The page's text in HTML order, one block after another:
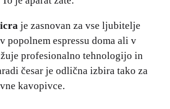
je zasnovan za vse ljubitelje
popolnem espressu doma ali v
profesionalno tehnologijo in
česar je odlična izbira tako za
kavopivce.